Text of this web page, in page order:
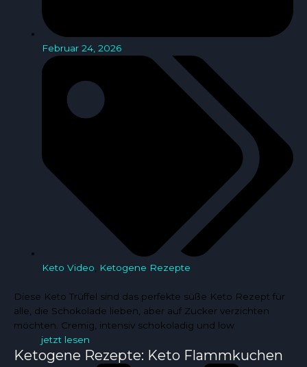
Februar 24, 2026
Keto Video Ketogene Rezepte
Diese Keto Trüffel sind das perfekte süße Keto Rezept für
alle, die Schokolade lieben, aber auf Zucker verzichten
möchten. Cremig, intensiv schokoladig und low
jetzt lesen
Ketogene Rezepte: Keto Flammkuchen